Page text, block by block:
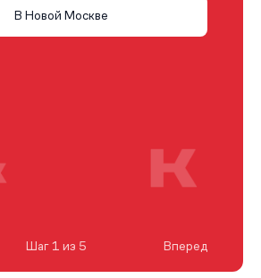
В Новой Москве
Шаг 1 из 5 Вперед